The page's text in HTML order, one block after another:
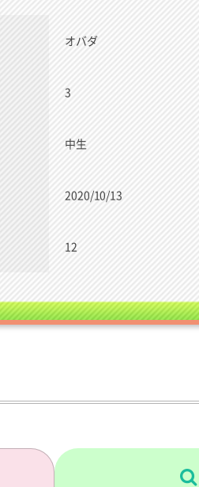
オバダ
3
中生
2020/10/13
12